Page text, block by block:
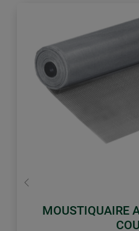
MOUSTIQUAIRE
retour